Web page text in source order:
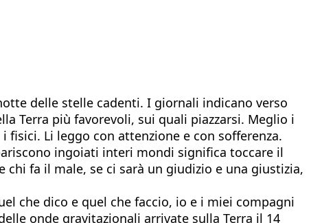
delle stelle cadenti. I giornali indicano verso
Terra più favorevoli, sui quali piazzarsi. Meglio i
Li leggo con attenzione e con sofferenza.
ingoiati interi mondi significa toccare il
chi fa il male, se ci sarà un giudizio e una giustizia,
che dico e quel che faccio, io e i miei compagni
onde gravitazionali arrivate sulla Terra il 14